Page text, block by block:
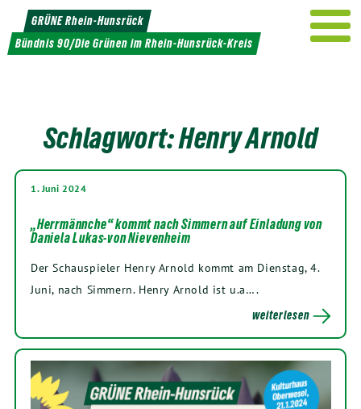
Weiter
zum
Inhalt
GRÜNE Rhein-Hunsrück
Bündnis 90/Die Grünen im Rhein-Hunsrück-Kreis
Schlagwort:Henry Arnold
1. Juni 2024
„Herrmännche“ kommt nach Simmern auf Einladung von
Daniela Lukas-von Nievenheim
Der Schauspieler Henry Arnold kommt am Dienstag, 4.
Juni, nach Simmern. Henry Arnold ist u.a….
weiterlesen